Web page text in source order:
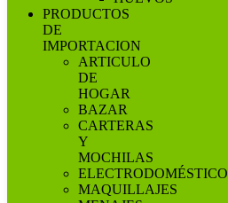
PRODUCTOS
DE
IMPORTACION
ARTICULO
DE
HOGAR
BAZAR
CARTERAS
Y
MOCHILAS
MAQUILLAJES